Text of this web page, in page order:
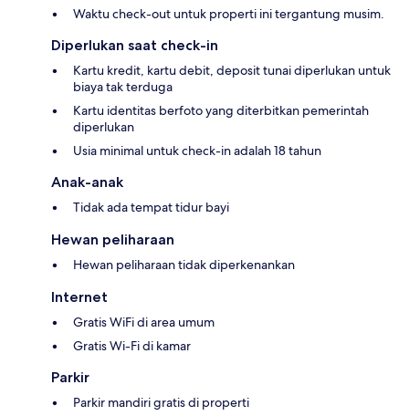
Waktu check-out untuk properti ini tergantung musim.
Diperlukan saat check-in
Kartu kredit, kartu debit, deposit tunai diperlukan untuk
biaya tak terduga
Kartu identitas berfoto yang diterbitkan pemerintah
diperlukan
Usia minimal untuk check-in adalah 18 tahun
Anak-anak
Tidak ada tempat tidur bayi
Hewan peliharaan
Hewan peliharaan tidak diperkenankan
Internet
Gratis WiFi di area umum
Gratis Wi-Fi di kamar
Parkir
Parkir mandiri gratis di properti